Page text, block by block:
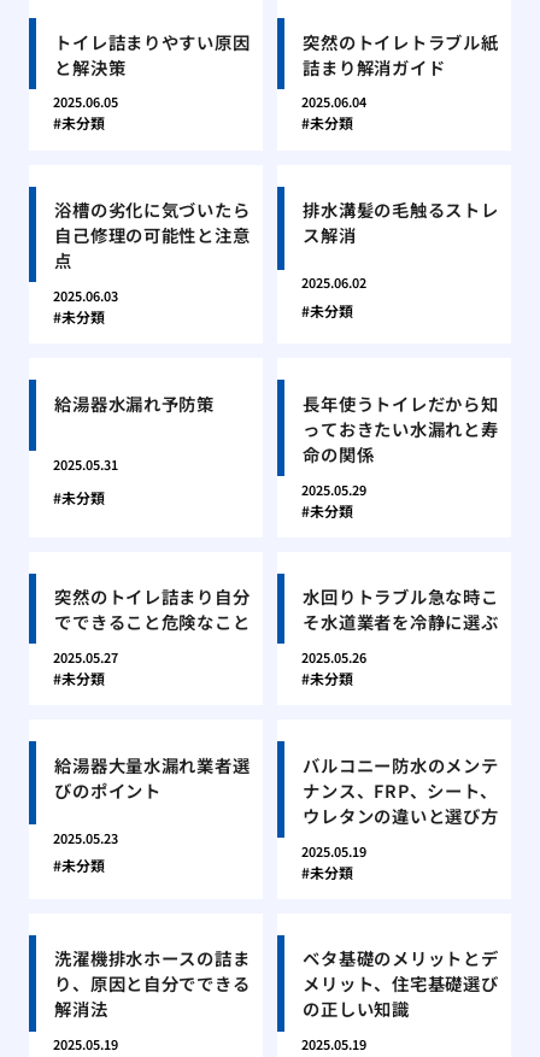
トイレ詰まりやすい原因
と解決策
2025.06.05
未分類
突然のトイレトラブル紙
詰まり解消ガイド
2025.06.04
未分類
浴槽の劣化に気づいたら
自己修理の可能性と注意
点
2025.06.03
未分類
排水溝髪の毛触るストレ
ス解消
2025.06.02
未分類
給湯器水漏れ予防策
2025.05.31
未分類
長年使うトイレだから知
っておきたい水漏れと寿
命の関係
2025.05.29
未分類
突然のトイレ詰まり自分
でできること危険なこと
2025.05.27
未分類
水回りトラブル急な時こ
そ水道業者を冷静に選ぶ
2025.05.26
未分類
給湯器大量水漏れ業者選
びのポイント
2025.05.23
未分類
バルコニー防水のメンテ
ナンス、FRP、シート、
ウレタンの違いと選び方
2025.05.19
未分類
洗濯機排水ホースの詰ま
り、原因と自分でできる
解消法
2025.05.19
ベタ基礎のメリットとデ
メリット、住宅基礎選び
の正しい知識
2025.05.19